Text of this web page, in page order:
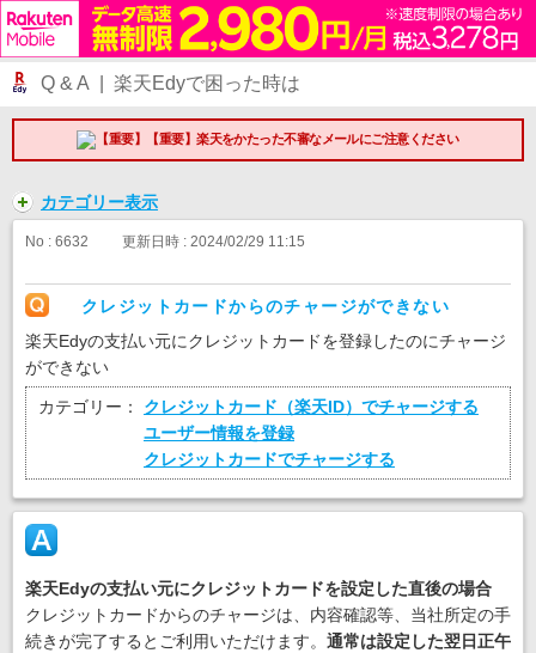
Q & A | 楽天Edyで困った時は
【重要】楽天をかたった不審なメールにご注意ください
カテゴリー表示
No : 6632 更新日時 : 2024/02/29 11:15
クレジットカードからのチャージができない
楽天Edyの支払い元にクレジットカードを登録したのにチャージ
ができない
カテゴリー：
クレジットカード（楽天ID）でチャージする
ユーザー情報を登録
クレジットカードでチャージする
楽天Edyの支払い元にクレジットカードを設定した直後の場合
クレジットカードからのチャージは、内容確認等、当社所定の手
続きが完了するとご利用いただけます。 通常は設定した翌日正午